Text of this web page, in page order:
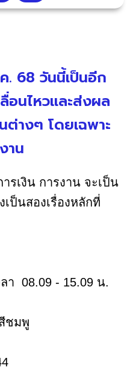
. 68 วันนี้เป็นอีก
อนไหวและส่งผล
ต่างๆ โดยเฉพาะ
าน
รเงิน การงาน จะเป็น
ป็นสองเรื่องหลักที่
า 08.09 - 15.09 น.
ชมพู